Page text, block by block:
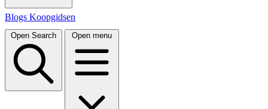
Blogs Koopgidsen
Open Search Open menu